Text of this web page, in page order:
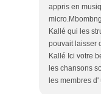
appris en
Kallé qui les
pouvait laisser
Kallé Ici votre
les chansons
les membres d'